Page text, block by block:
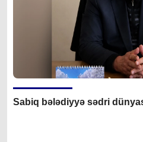
Sabiq bələdiyyə sədri